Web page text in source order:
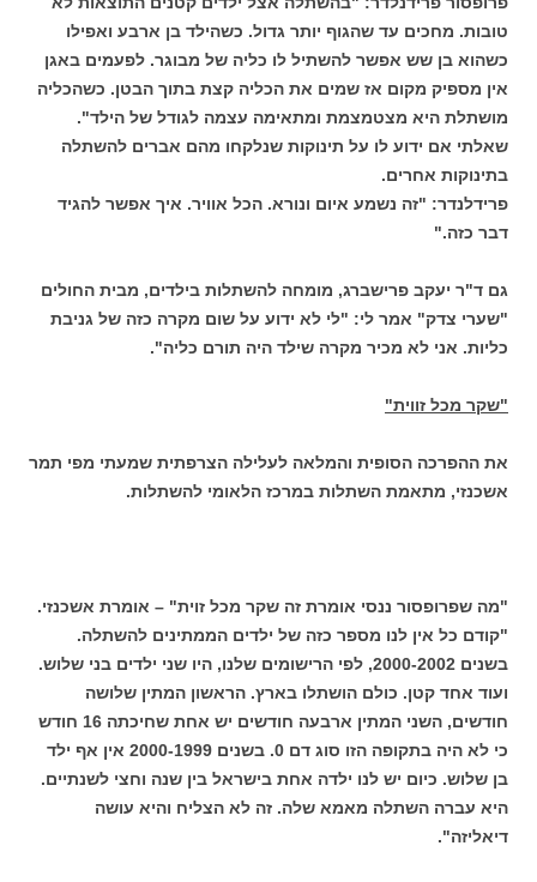
טובות. מחכים עד שהגוף יותר גדול. כשהילד בן ארבע ואפילו
כשהוא בן שש אפשר להשתיל לו כליה של מבוגר. לפעמים באגן
אין מספיק מקום אז שמים את הכליה קצת בתוך הבטן. כשהכליה
מושתלת היא מצטמצמת ומתאימה עצמה לגודל של הילד".
שאלתי אם ידוע לו על תינוקות שנלקחו מהם אברים להשתלה
בתינוקות אחרים.
פרידלנדר: "זה נשמע איום ונורא. הכל אוויר. איך אפשר להגיד
דבר כזה."
גם ד"ר יעקב פרישברג, מומחה להשתלות בילדים, מבית החולים
"שערי צדק" אמר לי: "לי לא ידוע על שום מקרה כזה של גניבת
כליות. אני לא מכיר מקרה שילד היה תורם כליה".
"שקר מכל זווית"
את ההפרכה הסופית והמלאה לעלילה הצרפתית שמעתי מפי תמר
אשכנזי, מתאמת השתלות במרכז הלאומי להשתלות.
"מה שפרופסור ננסי אומרת זה שקר מכל זוית" – אומרת אשכנזי.
"קודם כל אין לנו מספר כזה של ילדים הממתינים להשתלה.
בשנים 2000-2002, לפי הרישומים שלנו, היו שני ילדים בני שלוש.
ועוד אחד קטן. כולם הושתלו בארץ. הראשון המתין שלושה
חודשים, השני המתין ארבעה חודשים יש אחת שחיכתה 16 חודש
כי לא היה בתקופה הזו סוג דם 0. בשנים 2000-1999 אין אף ילד
בן שלוש. כיום יש לנו ילדה אחת בישראל בין שנה וחצי לשנתיים.
היא עברה השתלה מאמא שלה. זה לא הצליח והיא עושה
דיאליזה".